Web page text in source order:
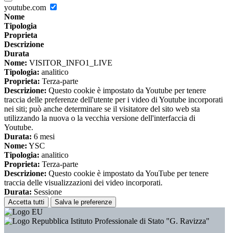
youtube.com
Nome
Tipologia
Proprieta
Descrizione
Durata
Nome: VISITOR_INFO1_LIVE
Tipologia: analitico
Proprieta: Terza-parte
Descrizione: Questo cookie è impostato da Youtube per tenere
traccia delle preferenze dell'utente per i video di Youtube incorporati
nei siti; può anche determinare se il visitatore del sito web sta
utilizzando la nuova o la vecchia versione dell'interfaccia di
Youtube.
Durata: 6 mesi
Nome: YSC
Tipologia: analitico
Proprieta: Terza-parte
Descrizione: Questo cookie è impostato da YouTube per tenere
traccia delle visualizzazioni dei video incorporati.
Durata: Sessione
Accetta tutti Salva le preferenze
Istituto Professionale di Stato "G. Ravizza"